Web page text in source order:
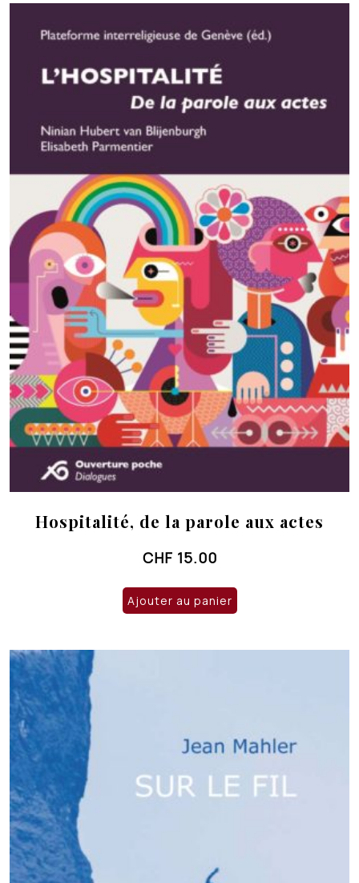
Hospitalité, de la parole aux actes
CHF 15.00
Ajouter au panier